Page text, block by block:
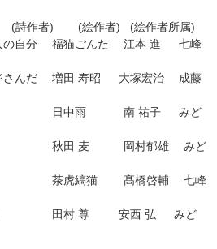
者)　    (絵作者)   (絵作者所属)